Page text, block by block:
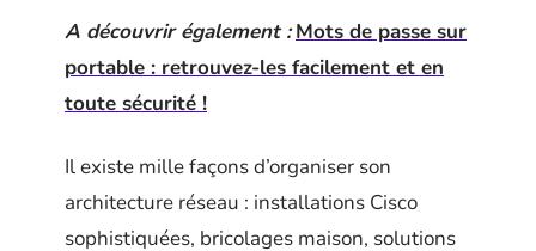
A découvrir également : Mots de passe sur
portable : retrouvez-les facilement et en
toute sécurité !
Il existe mille façons d’organiser son
architecture réseau : installations Cisco
sophistiquées, bricolages maison, solutions